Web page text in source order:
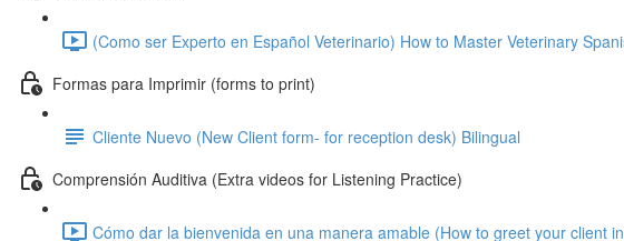
(Como ser Experto en Español Veterinario) How to Master Veterinary
Formas para Imprimir (forms to print)
Cliente Nuevo (New Client form- for reception desk) Bilingual
Comprensión Auditiva (Extra videos for Listening Practice)
Cómo dar la bienvenida en una manera amable (How to greet your client